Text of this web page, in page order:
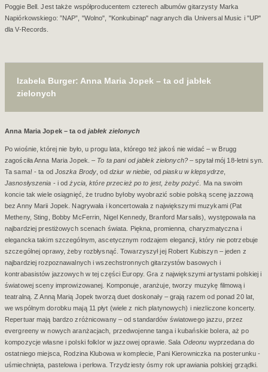
Poggie Bell. Jest także współproducentem czterech albumów gitarzysty Marka
Napiórkowskiego: ”NAP”, "Wolno", "Konkubinap" nagranych dla Universal Music i "UP"
dla V-Records.
Izabela Burger: Anna Maria Jopek – ta od jabłek
zielonych
Anna Maria Jopek – ta od jabłek zielonych
Po wiośnie, której nie było, u progu lata, którego też jakoś nie widać – w Brugg
zagościła Anna Maria Jopek. – To ta pani od jabłek zielonych?– spytał mój 18-letni syn.
Ta sama! - ta od Joszka Brody , od dziur w niebie , od piasku w klepsydrze
Jasnosłyszenia - i odżycia, które przecież po to jest, żeby pożyć . Ma na swoim
koncie tak wiele osiągnięć, że trudno byłoby wyobrazić sobie polską scenę jazzową
bez Anny Marii Jopek. Nagrywała i koncertowała z największymi muzykami (Pat
Metheny, Sting, Bobby McFerrin, Nigel Kennedy, Branford Marsalis), występowała na
najbardziej prestiżowych scenach świata. Piękna, promienna, charyzmatyczna i
elegancka takim szczególnym, ascetycznym rodzajem elegancji, który nie potrzebuje
szczególnej oprawy, żeby rozbłysnąć. Towarzyszył jej Robert Kubiszyn – jeden z
najbardziej rozpoznawalnych i wszechstronnych gitarzystów basowych i
kontrabasistów jazzowych w tej części Europy. Gra z największymi artystami polskiej i
światowej sceny improwizowanej. Komponuje, aranżuje, tworzy muzykę filmową i
teatralną. Z Anną Marią Jopek tworzą duet doskonały – grają razem od ponad 20 lat,
we wspólnym dorobku mają 11 płyt (wiele z nich platynowych) i niezliczone koncerty.
Repertuar mają bardzo zróżnicowany – od standardów światowego jazzu, przez
evergreeny w nowych aranżacjach, przedwojenne tanga i kubańskie bolera, aż po
kompozycje własne i polski folklor w jazzowej oprawie. Sala Odeonu wyprzedana do
ostatniego miejsca, Rodzina Klubowa w komplecie, Pani Kierowniczka na posterunku -
uśmiechnięta, pastelowa i perłowa. Trzydziesty ósmy rok uprawiania polskiej grządki.